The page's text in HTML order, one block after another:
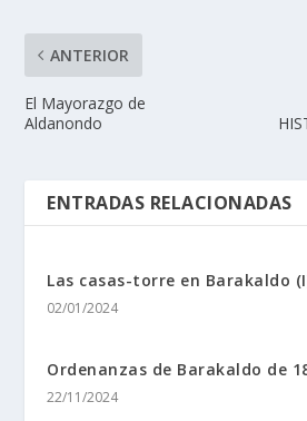
ANTERIOR
El Mayorazgo de
Aldanondo
ENTRADAS RELACIONADAS
Las casas-torre en Barakaldo
02/01/2024
Ordenanzas de Barakaldo de
22/11/2024